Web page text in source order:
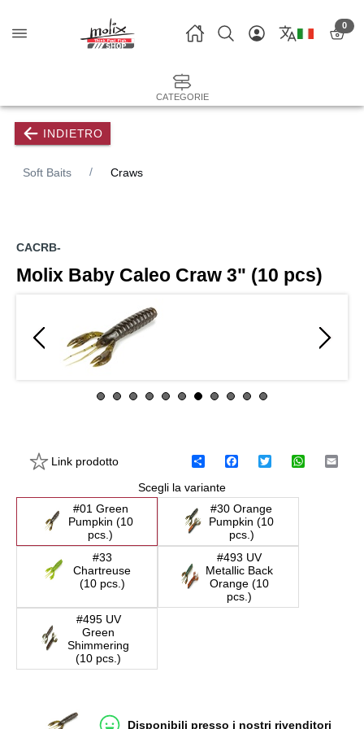
0
CATEGORIE
INDIETRO
Soft Baits Craws
CACRB-
Molix Baby Caleo Craw 3" (10 pcs)
Link prodotto
C
n
d
i
v
F
e
b
o
o
k
T
t
t
e
W
t
E
Scegli la variante
#01 Green
Pumpkin (10
pcs.)
#30 Orange
Pumpkin (10
pcs.)
#33
Chartreuse
(10 pcs.)
#493 UV
Metallic Back
Orange (10
pcs.)
#495 UV
Green
Shimmering
(10 pcs.)
Disponibili presso i nostri rivenditori